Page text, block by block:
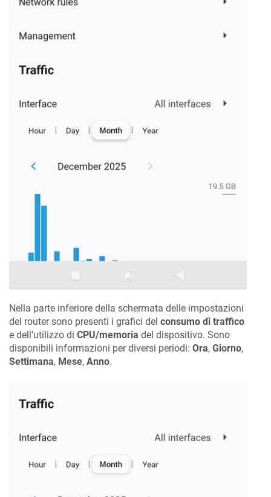
Nella parte inferiore della schermata delle impostazioni
del router sono presenti i grafici del consumo di traffico
e dell'utilizzo di CPU/memoria del dispositivo. Sono
disponibili informazioni per diversi periodi: Ora, Giorno,
Settimana, Mese, Anno.